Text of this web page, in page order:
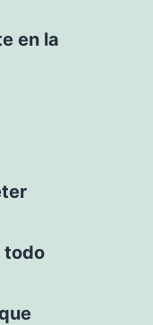
en la
todo